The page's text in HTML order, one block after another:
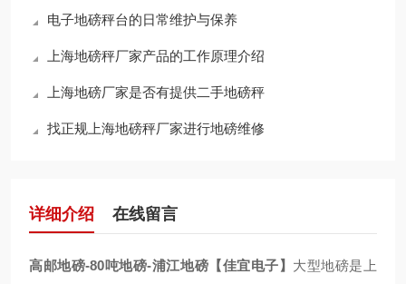
电子地磅秤台的日常维护与保养
上海地磅秤厂家产品的工作原理介绍
上海地磅厂家是否有提供二手地磅秤
找正规上海地磅秤厂家进行地磅维修
详细介绍 在线留言
高邮地磅-80吨地磅-浦江地磅【佳宜电子】 大型地磅是上